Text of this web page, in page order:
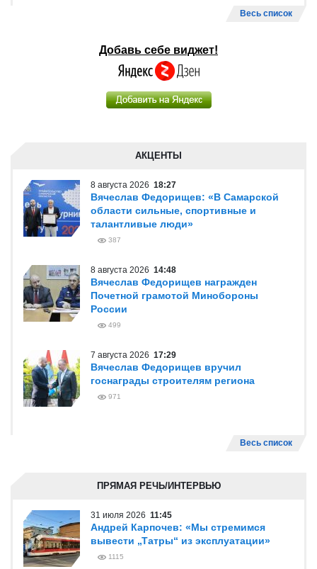
Весь список
Добавь себе виджет!
АКЦЕНТЫ
8 августа 2026 18:27
Вячеслав Федорищев: «В Самарской
области сильные, спортивные и
талантливые люди»
387
8 августа 2026 14:48
Вячеслав Федорищев награжден
Почетной грамотой Минобороны
России
499
7 августа 2026 17:29
Вячеслав Федорищев вручил
госнаграды строителям региона
971
Весь список
ПРЯМАЯ РЕЧЬ/ИНТЕРВЬЮ
31 июля 2026 11:45
Андрей Карпочев: «Мы стремимся
вывести „Татры“ из эксплуатации»
1115